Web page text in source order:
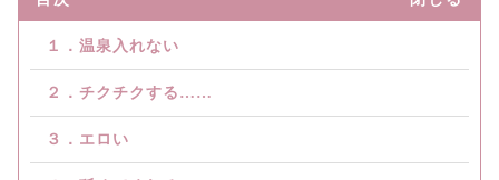
１．温泉入れない
２．チクチクする……
３．エロい